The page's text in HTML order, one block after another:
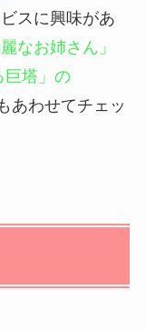
スに興味があ
なお姉さん」
巨塔」の
あわせてチェッ